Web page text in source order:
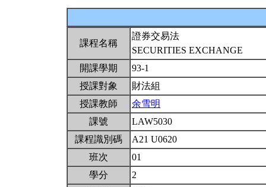
課程名稱
證券交易法
SECURITIES EXCHANGE
開課學期
93-1
授課對象
財法組
授課教師
余雪明
課號
LAW5030
課程識別碼
A21 U0620
班次
01
學分
2